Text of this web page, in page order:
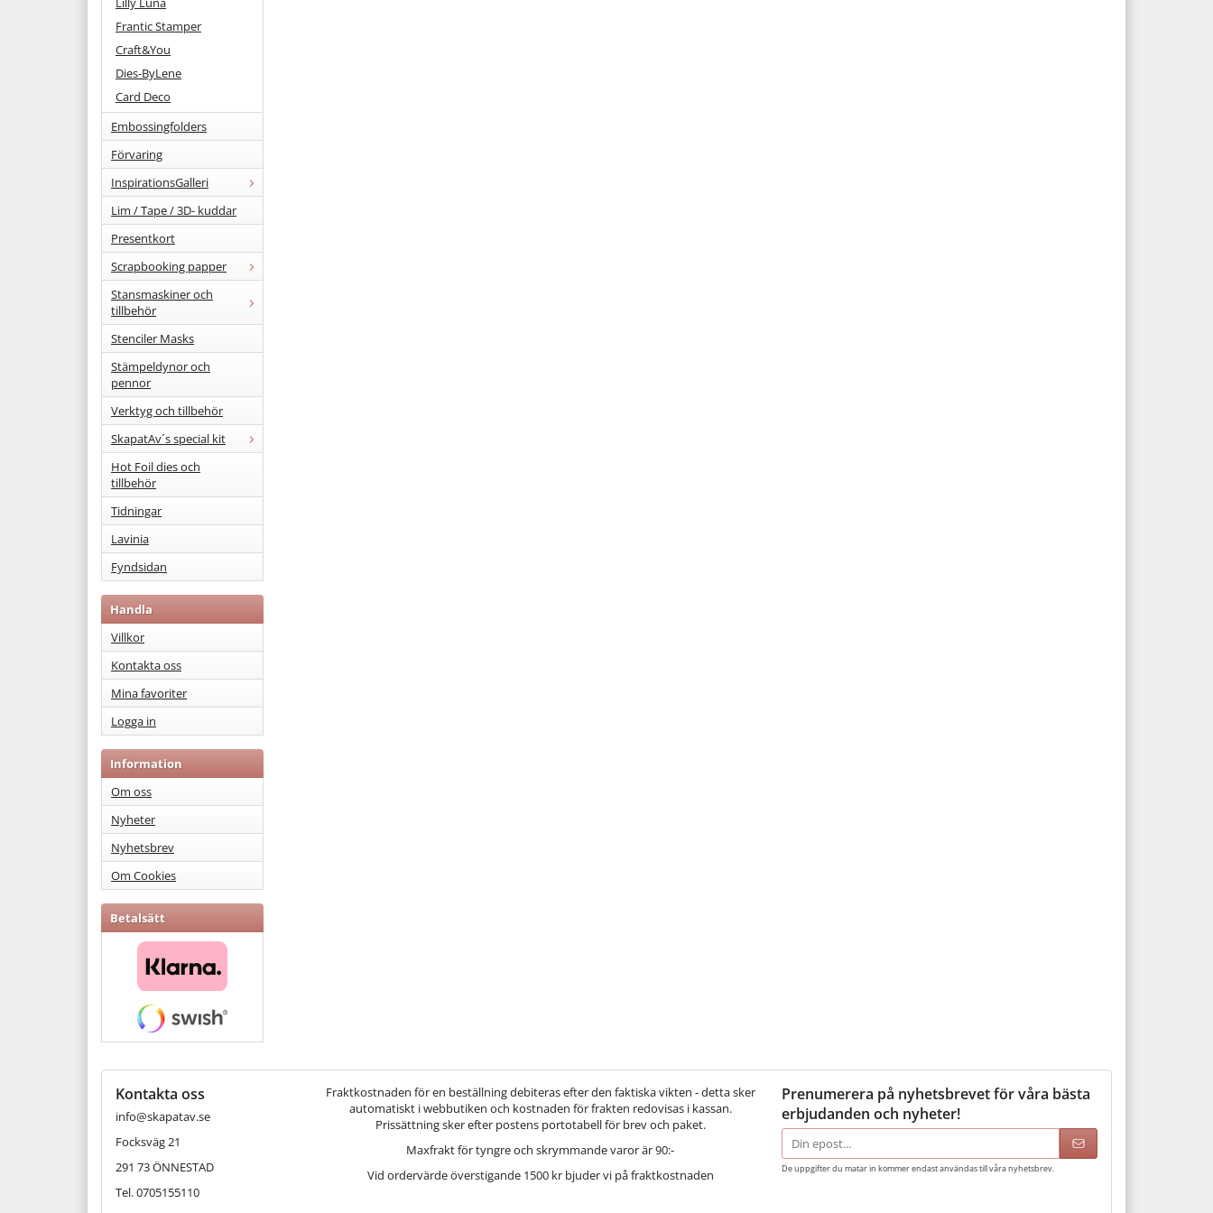
Frantic Stamper
Craft&You
Dies-ByLene
Card Deco
Embossingfolders
Förvaring
InspirationsGalleri
Lim / Tape / 3D- kuddar
Presentkort
Scrapbooking papper
Stansmaskiner och
tillbehör
Stenciler Masks
Stämpeldynor och
pennor
Verktyg och tillbehör
SkapatAv´s special kit
Hot Foil dies och
tillbehör
Tidningar
Lavinia
Fyndsidan
Handla
Villkor
Kontakta oss
Mina favoriter
Logga in
Information
Om oss
Nyheter
Nyhetsbrev
Om Cookies
Betalsätt
Kontakta oss
info@skapatav.se
Focksväg 21
291 73 ÖNNESTAD
Tel. 0705155110
Fraktkostnaden för en beställning debiteras efter den faktiska vikten - detta sker
automatiskt i webbutiken och kostnaden för frakten redovisas i kassan.
Prissättning sker efter postens portotabell för brev och paket.
Maxfrakt för tyngre och skrymmande varor är 90:-
Vid ordervärde överstigande 1500 kr bjuder vi på fraktkostnaden
Prenumerera på nyhetsbrevet för våra bästa
erbjudanden och nyheter!
E-
postadress
De uppgifter du matar in kommer endast användas till våra nyhetsbrev.